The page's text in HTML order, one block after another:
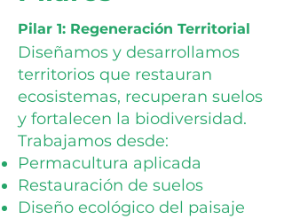
Pilar 1: Regeneración Territorial
Diseñamos y desarrollamos
territorios que restauran
ecosistemas, recuperan suelos
y fortalecen la biodiversidad.
Trabajamos desde:
Permacultura aplicada
Restauración de suelos
Diseño ecológico del paisaje